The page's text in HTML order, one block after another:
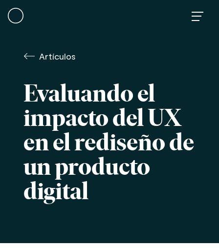
Artículos
Evaluando el
impacto del UX
en el rediseño de
un producto
digital